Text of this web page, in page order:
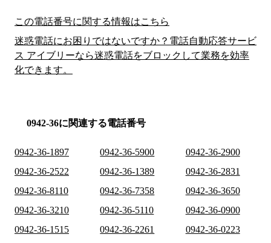
この電話番号に関する情報はこちら
迷惑電話にお困りではないですか？電話自動応答サービ
ス アイブリーなら迷惑電話をブロックして業務を効率
化できます。
0942-36に関連する電話番号
0942-36-1897 0942-36-5900
0942-36-2900
0942-36-2522
0942-36-1389
0942-36-2831
0942-36-8110
0942-36-7358
0942-36-3650
0942-36-3210
0942-36-5110
0942-36-0900
0942-36-1515
0942-36-2261
0942-36-0223